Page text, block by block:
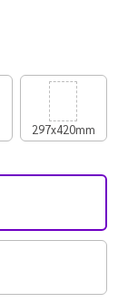
297x420mm